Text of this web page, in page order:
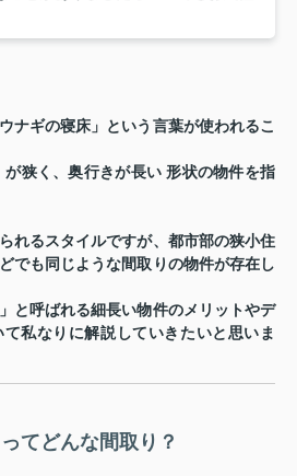
ナギの寝床」という言葉が使われるこ
が狭く、奥行きが長い 形状の物件を指
れるスタイルですが、都市部の狭小住
でも同じような間取りの物件が存在し
と呼ばれる細長い物件のメリットやデ
私なりに解説していきたいと思いま
てどんな間取り？